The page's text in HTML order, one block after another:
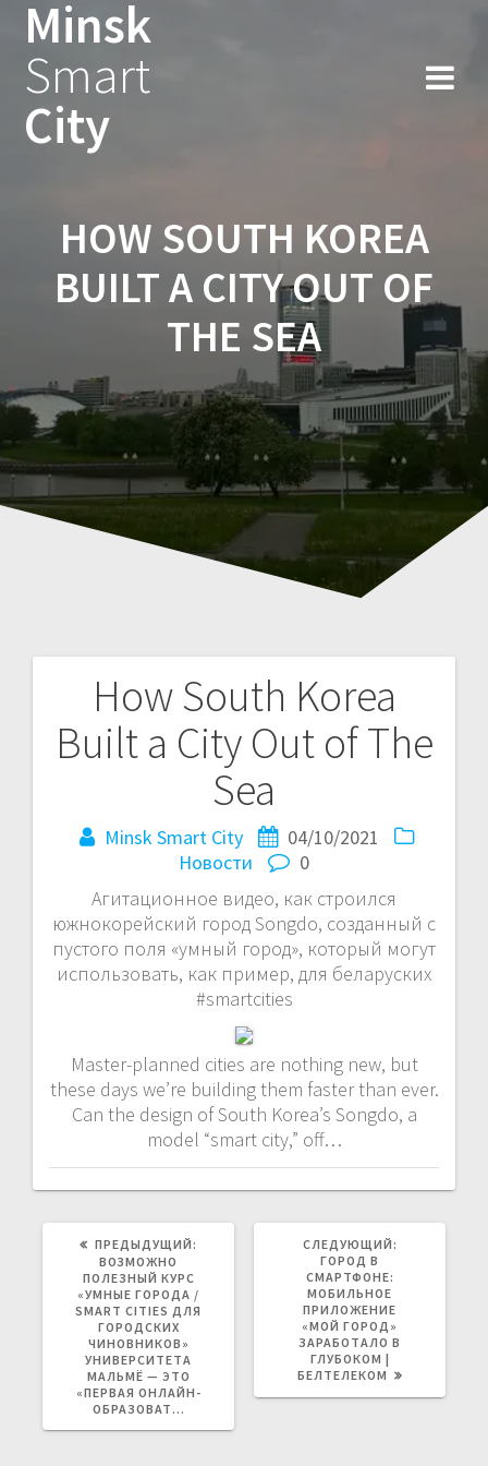
Minsk
Smart
City
HOW SOUTH KOREA
BUILT A CITY OUT OF
THE SEA
How South Korea
Built a City Out of The
Sea
Minsk Smart City
04/10/2021
Новости
0
Агитационное видео, как строился
южнокорейский город Songdo, созданный с
пустого поля «умный город», который могут
использовать, как пример, для беларуских
#smartcities
Master-planned cities are nothing new, but
these days we’re building them faster than ever.
Can the design of South Korea’s Songdo, a
model “smart city,” off…
Навигация
по
ПРЕДЫДУЩИЙ:
ВОЗМОЖНО
ПОЛЕЗНЫЙ КУРС
«УМНЫЕ ГОРОДА /
SMART CITIES ДЛЯ
ГОРОДСКИХ
ЧИНОВНИКОВ»
УНИВЕРСИТЕТА
МАЛЬМЁ — ЭТО
«ПЕРВАЯ ОНЛАЙН-
ОБРАЗОВАТ…
СЛЕДУЮЩИЙ:
ГОРОД В
СМАРТФОНЕ:
МОБИЛЬНОЕ
ПРИЛОЖЕНИЕ
«МОЙ ГОРОД»
ЗАРАБОТАЛО В
ГЛУБОКОМ |
БЕЛТЕЛЕКОМ